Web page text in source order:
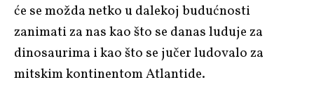
će se možda netko u dalekoj budućnosti
zanimati za nas kao što se danas luduje za
dinosaurima i kao što se jučer ludovalo za
mitskim kontinentom Atlantide.